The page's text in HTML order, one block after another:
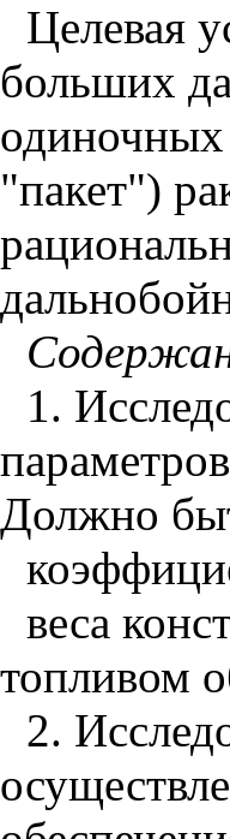
Целевая
больших
одиночных
"пакет")
1.
Должно
веса
топливом
2.